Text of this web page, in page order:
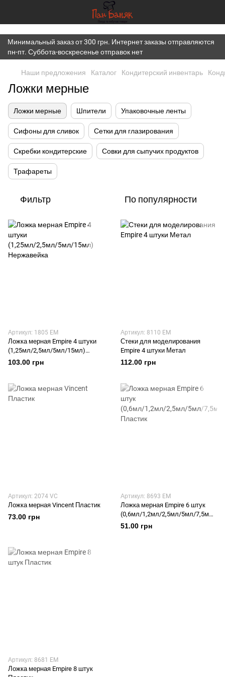
})(window,document,'script','dataLayer','GTM-K7JWBM2W');
Минимальный заказ от 300 грн. Интернет заказы отправляются
пн-пт. Суббота-воскресенье отправок нет
Наши предложения Каталог Кондитерский инвентарь
Ложки мерные
Ложки мерные Шпители Упаковочные ленты
Сифоны для сливок Сетки для глазирования
Скребки кондитерские Совки для сыпучих продуктов
Трафареты
Фильтр По популярности
Артикул: 1805 EM
Ложка мерная Empire 4 штуки
(1,25мл/2,5мл/5мл/15мл)
Нержавейка
103.00 грн
Артикул: 8110 EM
Стеки для моделирования
Empire 4 штуки Метал
112.00 грн
Артикул: 2074 VC
Ложка мерная Vincent Пластик
73.00 грн
Артикул: 8693 EM
Ложка мерная Empire 6 штук
(0,6мл/1,2мл/2,5мл/5мл/7,5мл/
15мл) Пластик
51.00 грн
Артикул: 8681 EM
Ложка мерная Empire 8 штук